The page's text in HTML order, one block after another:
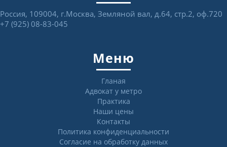
Россия, 109004, г.Москва, Земляной вал, д.64, стр.2, оф.720
+7 (925) 08-83-045
Меню
Гланая
Адвокат у метро
Практика
Наши цены
Контакты
Политика конфиденциальности
Согласие на обработку данных